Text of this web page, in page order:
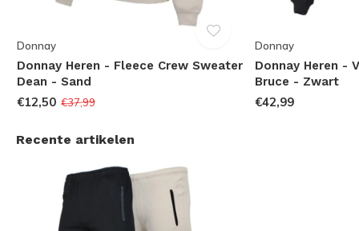
Donnay
Donnay Heren - Fleece Crew Sweater
Dean - Sand
€12,50 €37,99
Donnay
Donnay Heren -
Bruce - Zwart
€42,99
Recente artikelen